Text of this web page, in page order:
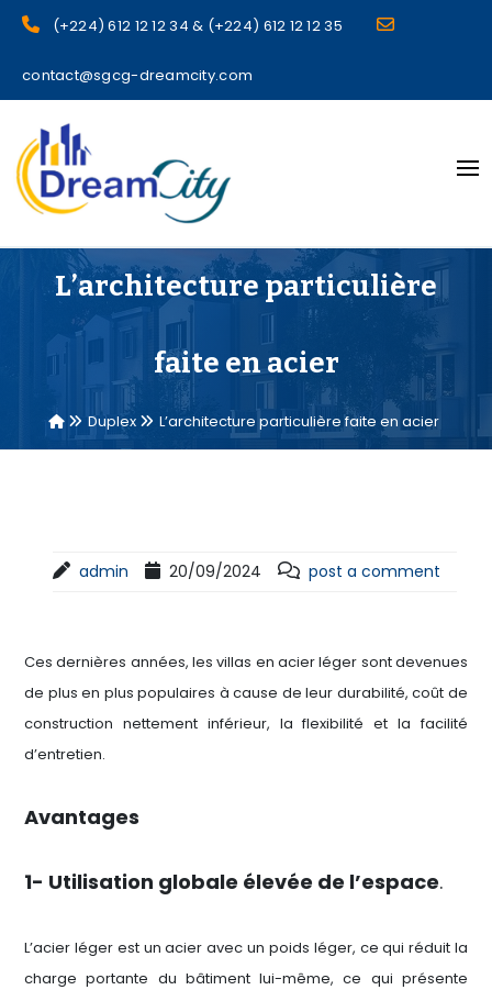
(+224) 612 12 12 34 & (+224) 612 12 12 35
contact@sgcg-dreamcity.com
sgcg dreamcity
L’architecture particulière
faite en acier
Duplex L’architecture particulière faite en acier
admin 20/09/2024 post a comment
Ces dernières années, les villas en acier léger sont devenues
de plus en plus populaires à cause de leur durabilité, coût de
construction nettement inférieur, la flexibilité et la facilité
d’entretien.
Avantages
1- Utilisation globale élevée de l’espace.
L’acier léger est un acier avec un poids léger, ce qui réduit la
charge portante du bâtiment lui-même, ce qui présente